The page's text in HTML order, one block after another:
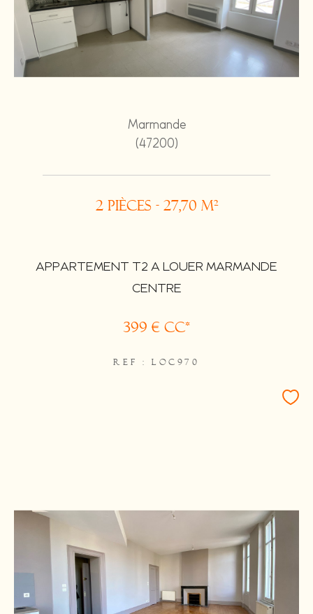
Marmande
(47200)
2 pièces - 27,70 m²
APPARTEMENT T2 A LOUER MARMANDE
CENTRE
399 € CC*
REF : LOC970